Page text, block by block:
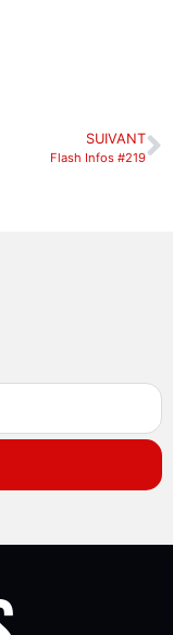
SUIVANT
Flash Infos #219